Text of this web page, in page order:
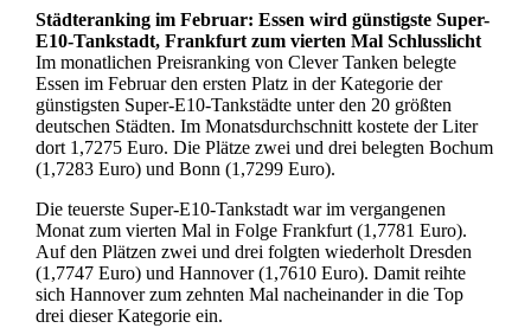
Städteranking im Februar: Essen wird günstigste Super-
E10-Tankstadt, Frankfurt zum vierten Mal Schlusslicht
Im monatlichen Preisranking von Clever Tanken belegte
Essen im Februar den ersten Platz in der Kategorie der
günstigsten Super-E10-Tankstädte unter den 20 größten
deutschen Städten. Im Monatsdurchschnitt kostete der Liter
dort 1,7275 Euro. Die Plätze zwei und drei belegten Bochum
(1,7283 Euro) und Bonn (1,7299 Euro).
Die teuerste Super-E10-Tankstadt war im vergangenen
Monat zum vierten Mal in Folge Frankfurt (1,7781 Euro).
Auf den Plätzen zwei und drei folgten wiederholt Dresden
(1,7747 Euro) und Hannover (1,7610 Euro). Damit reihte
sich Hannover zum zehnten Mal nacheinander in die Top
drei dieser Kategorie ein.